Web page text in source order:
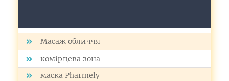
Масаж обличчя
комірцева зона
маска Pharmely